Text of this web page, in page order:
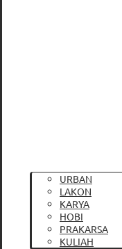
URBAN
LAKON
KARYA
HOBI
PRAKARSA
KULIAH